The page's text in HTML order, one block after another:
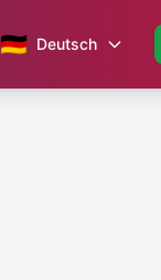
🇩🇪 Deutsch